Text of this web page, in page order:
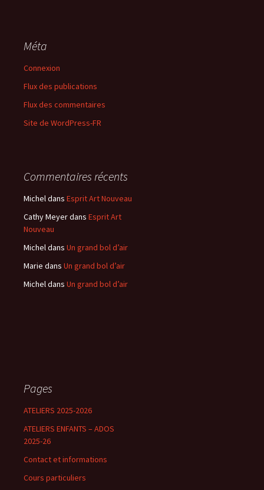
Méta
Connexion
Flux des publications
Flux des commentaires
Site de WordPress-FR
Commentaires récents
Micheldans Esprit Art Nouveau
Cathy Meyerdans Esprit Art
Nouveau
Micheldans Un grand bol d’air
Marie dans Un grand bol d’air
Micheldans Un grand bol d’air
Pages
ATELIERS 2025-2026
ATELIERS ENFANTS – ADOS
2025-26
Contact et informations
Cours particuliers